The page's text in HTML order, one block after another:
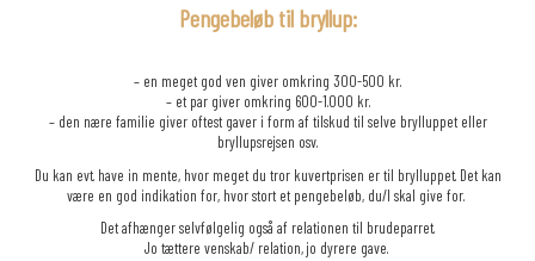
Pengebeløb til bryllup:
– en meget god ven giver omkring 300-500 kr.
– et par giver omkring 600-1.000 kr.
– den nære familie giver oftest gaver i form af tilskud til selve brylluppet eller
bryllupsrejsen osv.
Du kan evt. have in mente, hvor meget du tror kuvertprisen er til brylluppet. Det kan
være en god indikation for, hvor stort et pengebeløb, du/I skal give for.
Det afhænger selvfølgelig også af relationen til brudeparret.
Jo tættere venskab/ relation, jo dyrere gave.